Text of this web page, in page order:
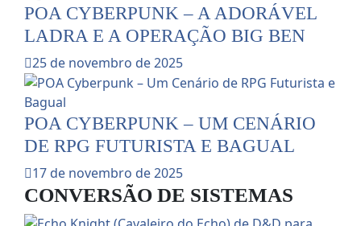
POA CYBERPUNK – A ADORÁVEL
LADRA E A OPERAÇÃO BIG BEN
25 de novembro de 2025
POA CYBERPUNK – UM CENÁRIO
DE RPG FUTURISTA E BAGUAL
17 de novembro de 2025
CONVERSÃO DE SISTEMAS